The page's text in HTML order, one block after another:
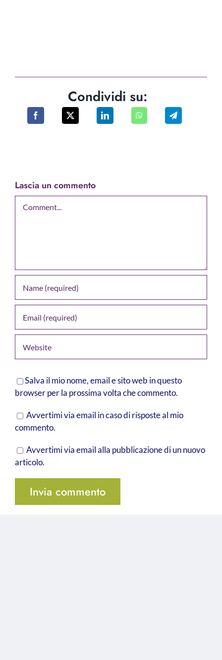
Condividi su:
Lascia un commento
Salva il mio nome, email e sito web in questo
browser per la prossima volta che commento.
Avvertimi via email in caso di risposte al mio
commento.
Avvertimi via email alla pubblicazione di un nuovo
articolo.